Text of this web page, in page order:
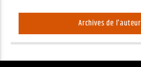
Archives de l'auteur